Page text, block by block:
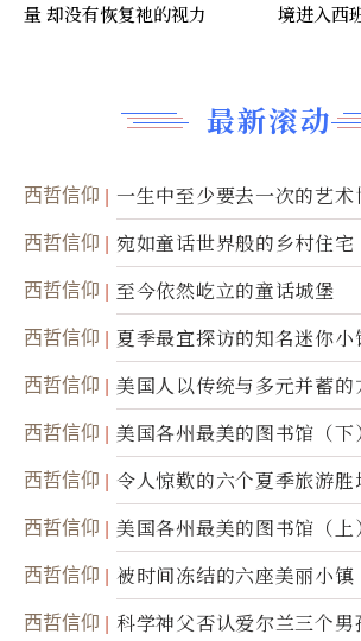
最新滚动
西哲信仰 一生中至少要去一次的艺术
西哲信仰 宛如童话世界般的乡村住宅
西哲信仰 至今依然屹立的童话城堡
西哲信仰 夏季最宜探访的知名迷你小
西哲信仰
美国人以传统与多元并蓄的
50周年
西哲信仰 美国各州最美的图书馆（下）
西哲信仰 令人惊歎的六个夏季旅游胜
西哲信仰 美国各州最美的图书馆（上）
西哲信仰 被时间冻结的六座美丽小镇
西哲信仰
科学神父否认爱尔兰三个
量 却没有恢复祂的视力
境进入西